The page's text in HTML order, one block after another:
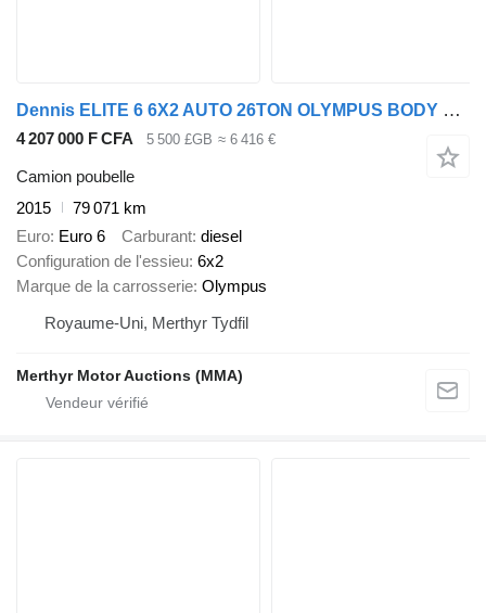
Dennis ELITE 6 6X2 AUTO 26TON OLYMPUS BODY REAR STEER REFUSE
4 207 000 F CFA 5 500 £GB ≈ 6 416 €
Camion poubelle
2015
79 071 km
Euro Euro 6 Carburant diesel
Configuration de l'essieu 6x2
Marque de la carrosserie Olympus
Royaume-Uni, Merthyr Tydfil
Merthyr Motor Auctions (MMA)